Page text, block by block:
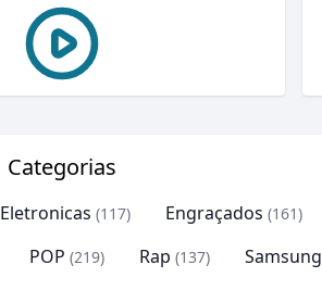
Categorias
Eletronicas (117) Engraçados (161)
POP (219) Rap (137) Samsung